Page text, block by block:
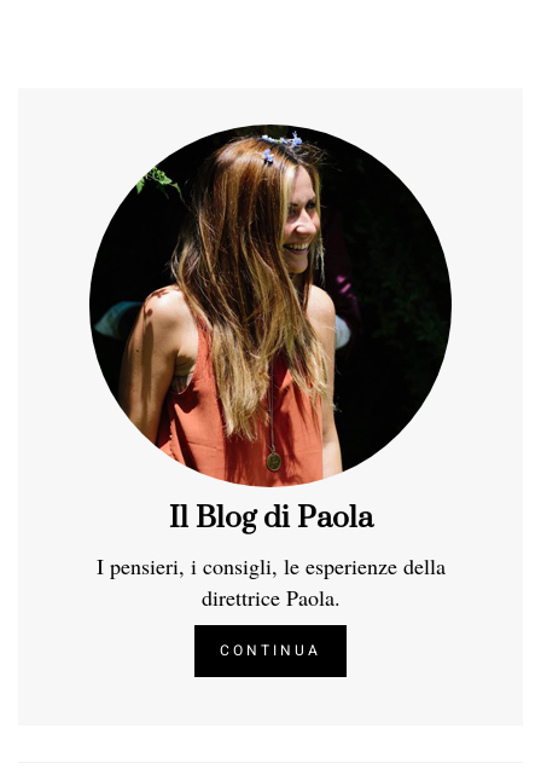
Il Blog di Paola
I pensieri, i consigli, le esperienze della
direttrice Paola.
CONTINUA